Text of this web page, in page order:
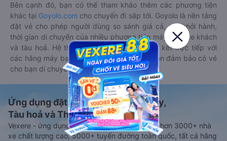
Bên cạnh đó, bạn có thể tham khảo thêm các phương tiện
khác tại Goyolo.com cho chuyến đi sắp tới. Goyolo là nền tảng
đặt vé cho phép người dùng so sánh giá cả, giờ khởi hành,
thời gian di chuyển của nhiều phương tiện máy bay, xe khách
và tàu hoả. Hệ thống của Goyolo được liên kết trực tiếp với
các hãng máy bay, xe khách và tàu hoả, luôn đảm bảo có vé
cho bạn di chuyển.
Ứng dụng đặt vé Xe khách, Máy bay,
Tàu hoả và Thuê xe
Vexere - ứng dụng đặt vé đa phương tiện với hơn 3000+ nhà
xe chất lượng cao, 5000+ tuyến đường toàn quốc, tất cả hãng